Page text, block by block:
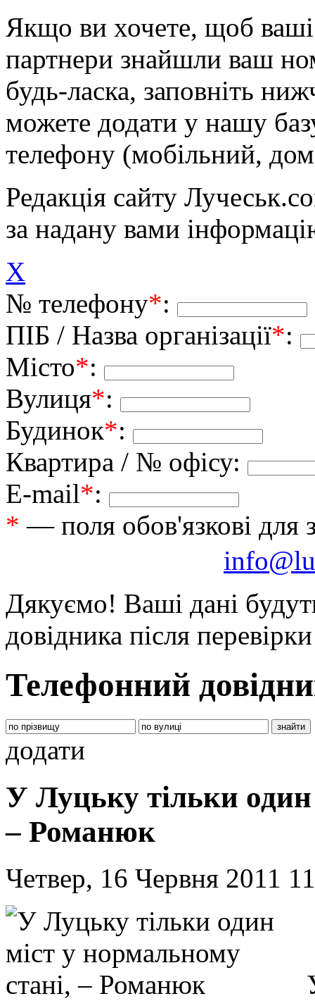
Якщо ви хочете, щоб ваші
партнери знайшли ваш
будь-ласка, заповніть
можете додати у нашу
телефону (мобільний,
Редакція сайту
за надану вами
X
№ телефону*:
ПІБ / Назва організації*:
Місто*:
Вулиця*:
Будинок*:
Квартира / № офісу:
E-mail*:
* — поля обов'язкові для
Дякуємо! Ваші дані
довідника після
Телефонний
додати
У Луцьку тільки
– Романюк
Четвер, 16 Червня 2011